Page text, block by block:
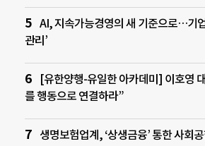
AI, 지속가능경영의 새 기준으로…기
관리’
[유한양행-유일한 아카데미] 이호영
를 행동으로 연결하라”
생명보험업계, ‘상생금융’ 통한 사회공